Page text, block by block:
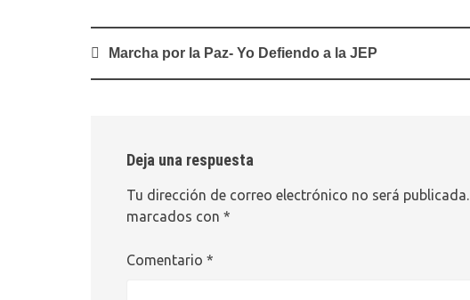
Navegación
Marcha por la Paz- Yo Defiendo a la JEP
Deja una respuesta
Tu dirección de correo electrónico no será publicada.
marcados con *
Comentario *